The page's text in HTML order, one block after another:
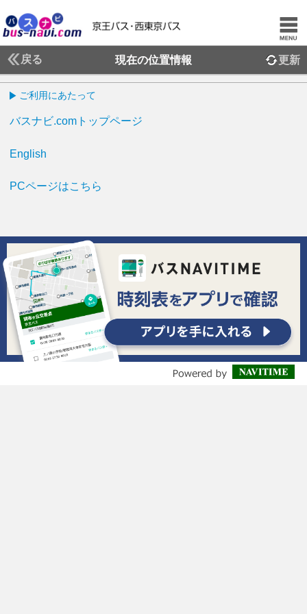
戻る 現在の位置情報 更新
ご利用にあたって
バスナビ.comトップページ
English
PCページはこちら